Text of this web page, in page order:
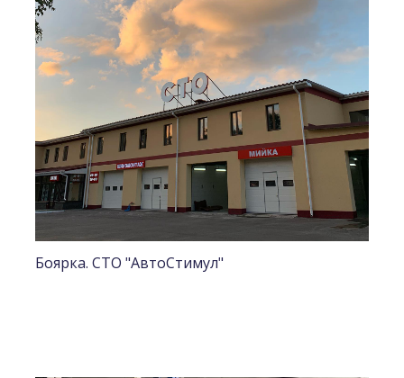
Боярка. СТО "АвтоСтимул"